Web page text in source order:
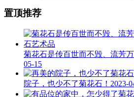
置顶推荐
菊花石是传百世而不毁、流芳
05-15
院子，也少不了菊花石！ 2023-